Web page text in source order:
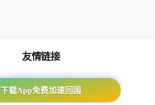
下载App免费加速回国
友情链接
番茄加速器